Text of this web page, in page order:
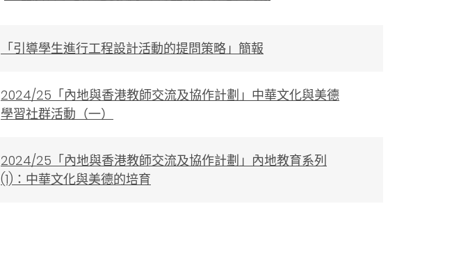
「引導學生進行工程設計活動的提問策略」簡報
2024/25「內地與香港教師交流及協作計劃」中華文化與美德
學習社群活動（一）
2024/25「內地與香港教師交流及協作計劃」內地教育系列
(1)：中華文化與美德的培育